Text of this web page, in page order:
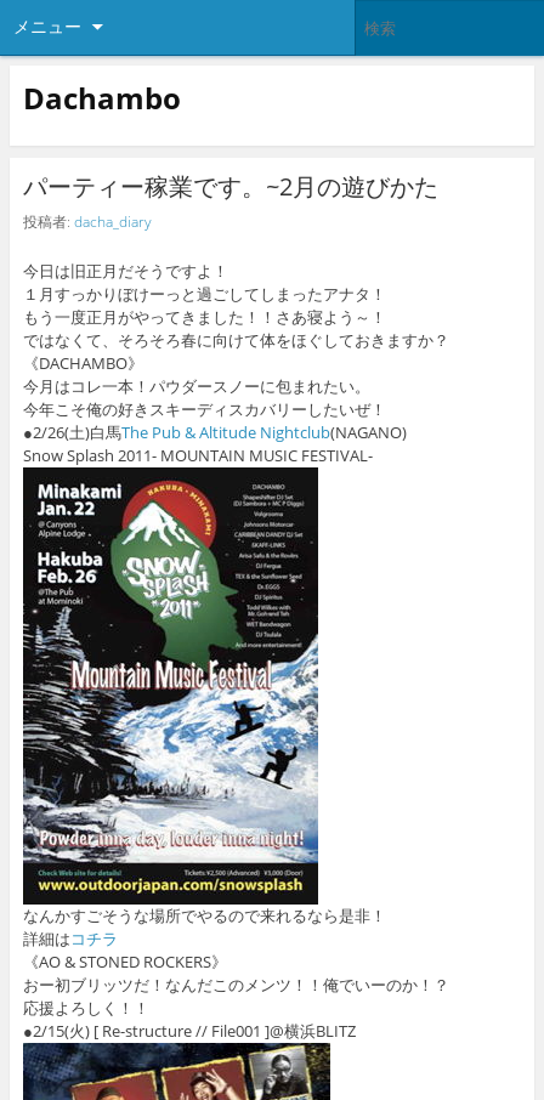
メニュー
Dachambo
パーティー稼業です。~2月の遊びかた
投稿者: dacha_diary
今日は旧正月だそうですよ！
１月すっかりぼけーっと過ごしてしまったアナタ！
もう一度正月がやってきました！！さあ寝よう～！
ではなくて、そろそろ春に向けて体をほぐしておきますか？
《DACHAMBO》
今月はコレ一本！パウダースノーに包まれたい。
今年こそ俺の好きスキーディスカバリーしたいぜ！
●2/26(土)白馬The Pub & Altitude Nightclub(NAGANO)
Snow Splash 2011- MOUNTAIN MUSIC FESTIVAL-
なんかすごそうな場所でやるので来れるなら是非！
詳細はコチラ
《AO & STONED ROCKERS》
おー初ブリッツだ！なんだこのメンツ！！俺でいーのか！？
応援よろしく！！
●2/15(火) [ Re-structure // File001 ]@横浜BLITZ